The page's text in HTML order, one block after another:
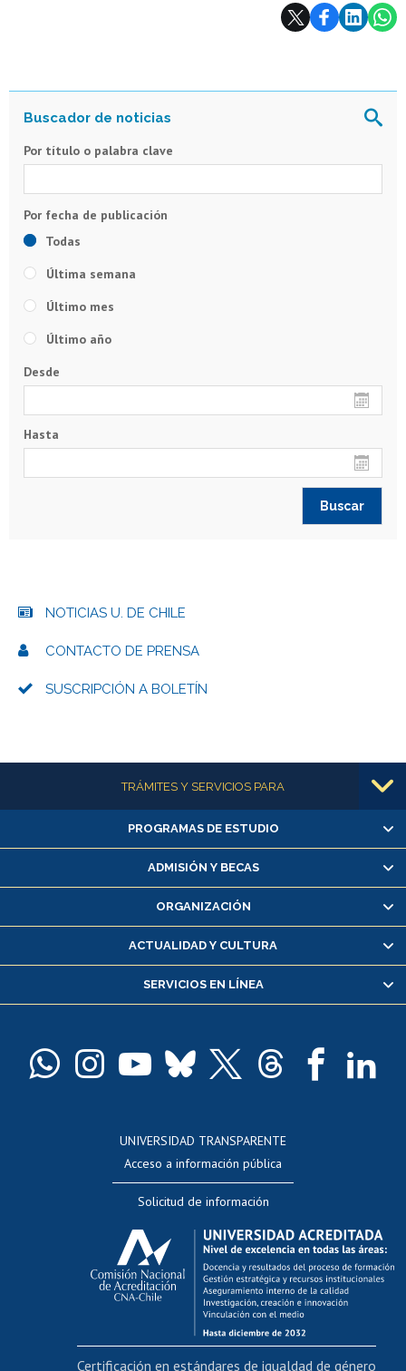
Por título o palabra clave
Todas
Última semana
Último mes
Último año
Desde
Hasta
NOTICIAS U. DE CHILE
CONTACTO DE PRENSA
SUSCRIPCIÓN A BOLETÍN
Más informaciónTRÁMITES Y SERVICIOS PARA
Alumnas/os y exalumnas/os
Matrícula en línea
Inscripción y cambio de asignaturas
Consulta y certificado de notas
Servicio médico y dental
Pago de arancel y crédito alumnos
Docentes
Evaluación docente
Calificación académica
Postulación al AUCAI
Funcionarias/os
Cursos internos de capacitación
Bienestar del personal
Portal de movilidad interna
PROGRAMAS DE ESTUDIO
ADMISIÓN Y BECAS
ORGANIZACIÓN
ACTUALIDAD Y CULTURA
SERVICIOS EN LÍNEA
UNIVERSIDAD TRANSPARENTE
Acceso a información pública
Solicitud de información
Certificación en estándares de igualdad de género